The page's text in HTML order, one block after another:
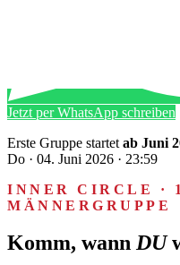
Jetzt per WhatsApp schreiben
Erste Gruppe startet ab Juni
Do · 04. Juni 2026 · 23:59
INNER CIRCLE ·
MÄNNERGRUPPE
Komm, wann DU